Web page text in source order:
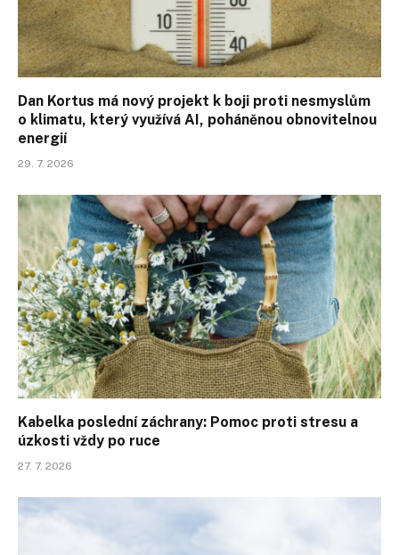
Dan Kortus má nový projekt k boji proti nesmyslům
o klimatu, který využívá AI, poháněnou obnovitelnou
energií
29. 7. 2026
Kabelka poslední záchrany: Pomoc proti stresu a
úzkosti vždy po ruce
27. 7. 2026